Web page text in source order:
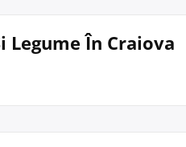
Legume În Craiova